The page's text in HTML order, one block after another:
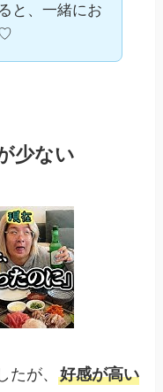
と、一緒にお
♡
少ない
たが、好感が高い